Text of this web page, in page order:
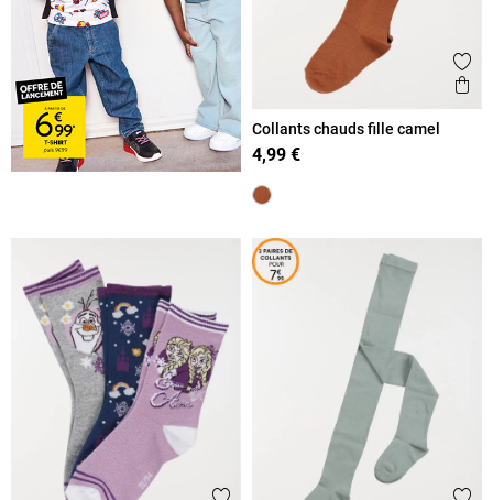
Collants chauds fille camel
4,99 €